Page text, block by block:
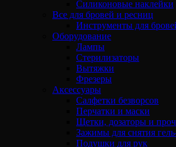
Силиконовые наклейки
Все для бровей и ресниц
Инструменты для
Оборудование
Лампы
Стерилизаторы
Вытяжки
Фрезеры
Аксессуары
Салфетки безворсов
Перчатки и маски
Щетки, дозаторы и
Зажимы для снятия
Подушки для рук